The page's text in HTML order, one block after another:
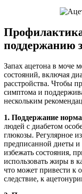
поддержанию
Запах ацетона в моче
состояний, включая
расстройства. Чтобы
симптома и
нескольким
1. Поддержание
людей с диабетом
глюкозы. Регулярное
предписанной диеты
избежать состояния,
использовать жиры в
что может привести к
следствие, к